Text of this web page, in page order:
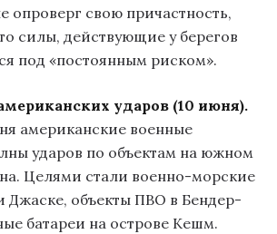
опроверг свою причастность,
силы, действующие у берегов
под «постоянным риском».
ударов (10 июня).
американские военные
ударов по объектам на южном
Целями стали военно-морские
Джаске, объекты ПВО в Бендер-
батареи на острове Кешм.